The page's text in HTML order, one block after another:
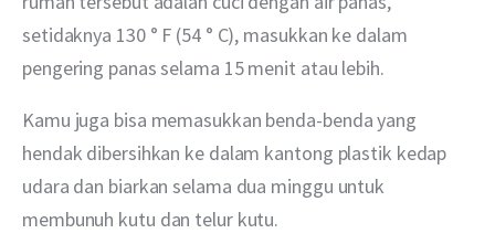
setidaknya 130 ° F (54 ° C), masukkan ke dalam
pengering panas selama 15 menit atau lebih.
Kamu juga bisa memasukkan benda-benda yang
hendak dibersihkan ke dalam kantong plastik kedap
udara dan biarkan selama dua minggu untuk
membunuh kutu dan telur kutu.